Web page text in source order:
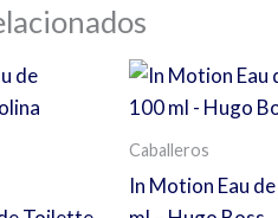
Caballeros
In Motion Eau